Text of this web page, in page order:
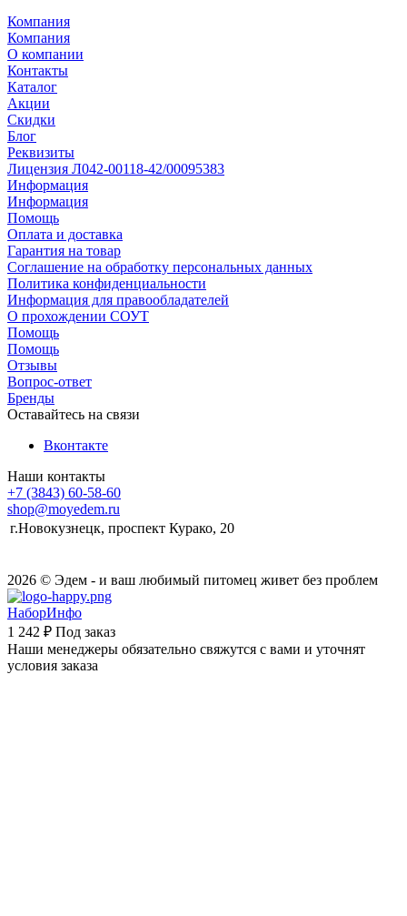
Компания
Компания
О компании
Контакты
Каталог
Акции
Скидки
Блог
Реквизиты
Лицензия Л042-00118-42/00095383
Информация
Информация
Помощь
Оплата и доставка
Гарантия на товар
Соглашение на обработку персональных данных
Политика конфиденциальности
Информация для правообладателей
О прохождении СОУТ
Помощь
Помощь
Отзывы
Вопрос-ответ
Бренды
Оставайтесь на связи
Вконтакте
Наши контакты
+7 (3843) 60-58-60
shop@moyedem.ru
г.Новокузнецк, проспект Курако, 20
2026 © Эдем - и ваш любимый питомец живет без проблем
НаборИнфо
1 242 ₽ Под заказ
Наши менеджеры обязательно свяжутся с вами и уточнят
условия заказа